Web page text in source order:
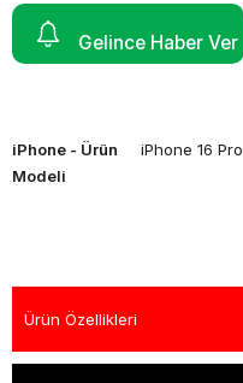
Gelince Haber Ver
iPhone - Ürün
Modeli
iPhone 16 Pro
Ürün Özellikleri